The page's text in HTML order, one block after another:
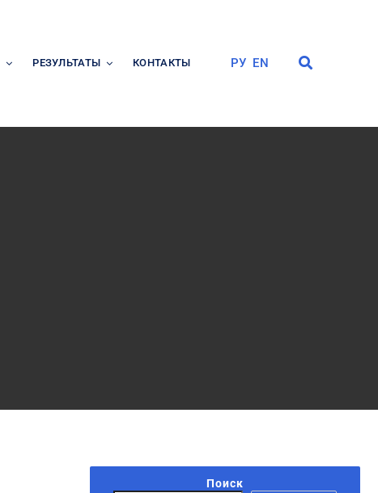
РЕЗУЛЬТАТЫ КОНТАКТЫ РУ EN
Поиск